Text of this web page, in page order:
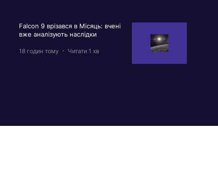
Falcon 9 врізався в Місяць: вчені
вже аналізують наслідки
18 годин тому Читати 1 хв